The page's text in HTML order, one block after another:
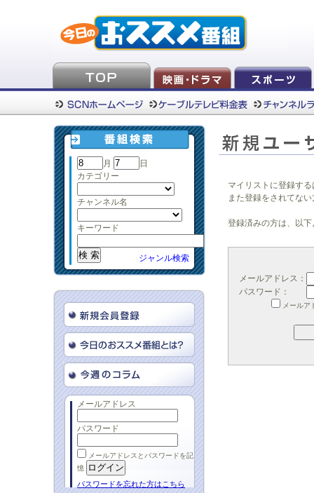
月
日
カテゴリー
チャンネル名
キーワード
ジャンル検索
メールアドレス
パスワード
メールアドレスとパスワードを記
憶
パスワードを忘れた方はこちら
マイリストに登録す
また登録をされてな
登録済みの方は、以
メールアドレス：
パスワード：
メールア